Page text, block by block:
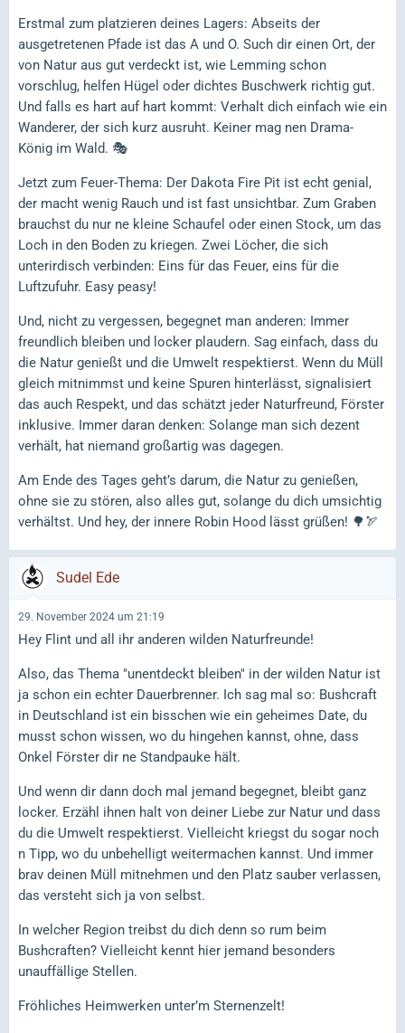
Erstmal zum platzieren deines Lagers: Abseits der
ausgetretenen Pfade ist das A und O. Such dir einen Ort, der
von Natur aus gut verdeckt ist, wie Lemming schon
vorschlug, helfen Hügel oder dichtes Buschwerk richtig gut.
Und falls es hart auf hart kommt: Verhalt dich einfach wie ein
Wanderer, der sich kurz ausruht. Keiner mag nen Drama-
König im Wald. 🎭
Jetzt zum Feuer-Thema: Der Dakota Fire Pit ist echt genial,
der macht wenig Rauch und ist fast unsichtbar. Zum Graben
brauchst du nur ne kleine Schaufel oder einen Stock, um das
Loch in den Boden zu kriegen. Zwei Löcher, die sich
unterirdisch verbinden: Eins für das Feuer, eins für die
Luftzufuhr. Easy peasy!
Und, nicht zu vergessen, begegnet man anderen: Immer
freundlich bleiben und locker plaudern. Sag einfach, dass du
die Natur genießt und die Umwelt respektierst. Wenn du Müll
gleich mitnimmst und keine Spuren hinterlässt, signalisiert
das auch Respekt, und das schätzt jeder Naturfreund, Förster
inklusive. Immer daran denken: Solange man sich dezent
verhält, hat niemand großartig was dagegen.
Am Ende des Tages geht’s darum, die Natur zu genießen,
ohne sie zu stören, also alles gut, solange du dich umsichtig
verhältst. Und hey, der innere Robin Hood lässt grüßen! 🌳🏹
Sudel Ede
29. November 2024 um 21:19
Hey Flint und all ihr anderen wilden Naturfreunde!
Also, das Thema "unentdeckt bleiben" in der wilden Natur ist
ja schon ein echter Dauerbrenner. Ich sag mal so: Bushcraft
in Deutschland ist ein bisschen wie ein geheimes Date, du
musst schon wissen, wo du hingehen kannst, ohne, dass
Onkel Förster dir ne Standpauke hält.
Und wenn dir dann doch mal jemand begegnet, bleibt ganz
locker. Erzähl ihnen halt von deiner Liebe zur Natur und dass
du die Umwelt respektierst. Vielleicht kriegst du sogar noch
n Tipp, wo du unbehelligt weitermachen kannst. Und immer
brav deinen Müll mitnehmen und den Platz sauber verlassen,
das versteht sich ja von selbst.
In welcher Region treibst du dich denn so rum beim
Bushcraften? Vielleicht kennt hier jemand besonders
unauffällige Stellen.
Fröhliches Heimwerken unter’m Sternenzelt!